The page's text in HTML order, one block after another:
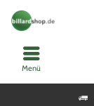
Menü